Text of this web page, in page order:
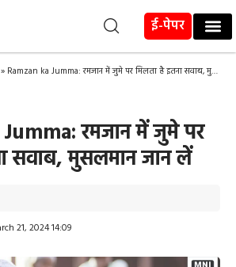
ई-पेपर
Ramzan ka Jumma: रमजान में जुमे पर मिलता है इतना सवाब, मुसलमान जान लें
रमजान में जुमे पर
सवाब, मुसलमान जान लें
21, 2024 14:09